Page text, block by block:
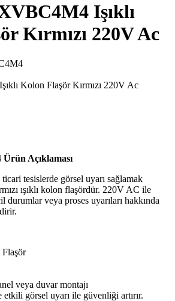
Işıklı
Kırmızı 220V Ac
Kolon Flaşör Kırmızı 220V Ac
Açıklaması
tesislerde görsel uyarı sağlamak
ışıklı kolon flaşördür. 220V AC ile
durumlar veya proses uyarıları hakkında
Flaşör
veya duvar montajı
etkili görsel uyarı ile güvenliği artırır.